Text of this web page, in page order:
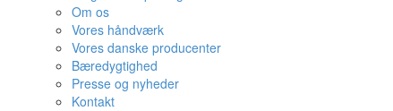
Om os
Vores håndværk
Vores danske producenter
Bæredygtighed
Presse og nyheder
Kontakt